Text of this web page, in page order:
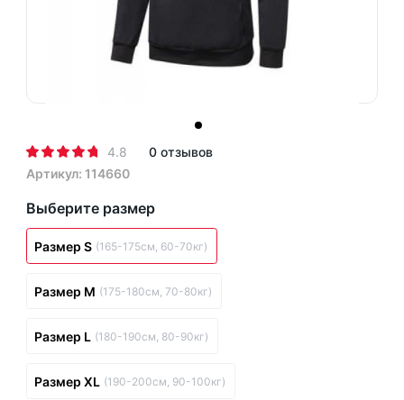
4.8
0 отзывов
Артикул: 114660
Выберите размер
Размер S (165-175см, 60-70кг)
Размер M (175-180см, 70-80кг)
Размер L (180-190см, 80-90кг)
Размер XL (190-200см, 90-100кг)